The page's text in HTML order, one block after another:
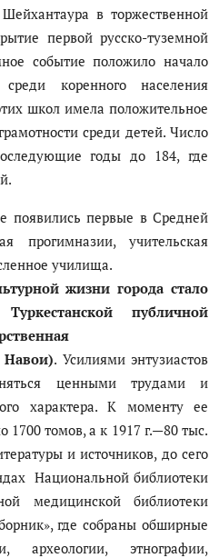
в торжественной
первой русско-туземной
событие положило начало
коренного населения
школ имела положительное
среди детей. Число
годы до 184, где
появились первые в Средней
учительская
училища.
жизни города стало
публичной
Навои). Усилиями энтузиастов
ценными трудами и
характера. К моменту ее
1700 томов, а к 1917 г.—80 тыс.
и источников, до сего
Национальной библиотеки
медицинской библиотеки
где собраны обширные
археологии, этнографии,